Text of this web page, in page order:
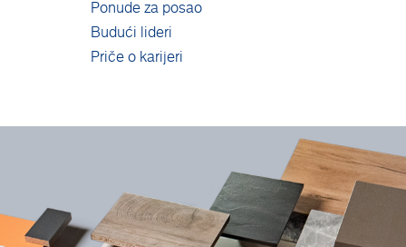
Ponude za posao
Budući lideri
Priče o karijeri